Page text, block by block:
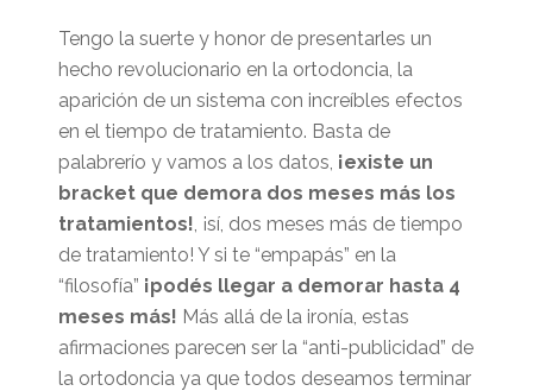
Tengo la suerte y honor de presentarles un
hecho revolucionario en la ortodoncia, la
aparición de un sistema con increíbles efectos
en el tiempo de tratamiento. Basta de
palabrerío y vamos a los datos, ¡existe un
bracket que demora dos meses más los
tratamientos!, ¡sí, dos meses más de tiempo
de tratamiento! Y si te “empapás” en la
“filosofía” ¡podés llegar a demorar hasta 4
meses más! Más allá de la ironía, estas
afirmaciones parecen ser la “anti-publicidad” de
la ortodoncia ya que todos deseamos terminar